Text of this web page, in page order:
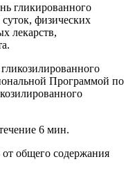
гликированного
физических
лекарств,
Программой по
6 мин.
общего содержания